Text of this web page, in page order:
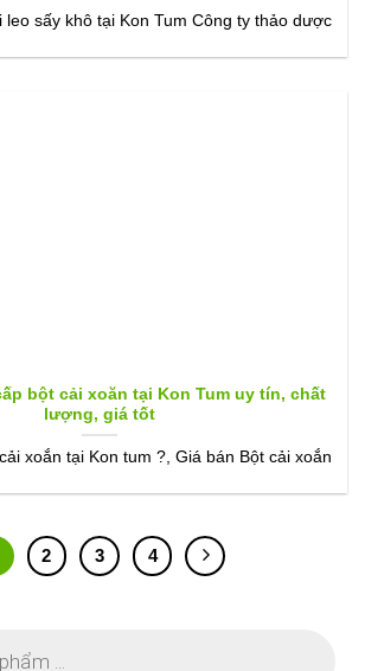
sấy khô tại Kon Tum Công ty thảo dược
bột cải xoăn tại Kon Tum uy tín, chất
lượng, giá tốt
xoắn tại Kon tum ?, Giá bán Bột cải xoắn
2 3 4